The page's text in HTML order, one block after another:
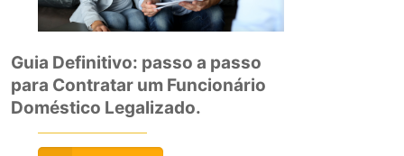
Guia Definitivo: passo a passo
para Contratar um Funcionário
Doméstico Legalizado.